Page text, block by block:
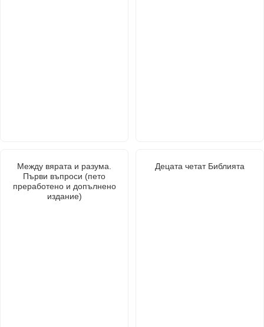
Между вярата и разума.
Първи въпроси (пето
преработено и допълнено
издание)
Децата четат Библията